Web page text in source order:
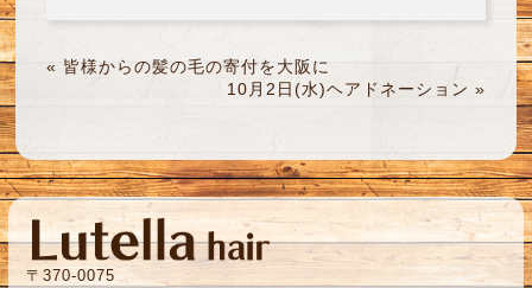
« 皆様からの髪の毛の寄付を大阪に
10月2日(水)ヘアドネーション »
〒370-0075